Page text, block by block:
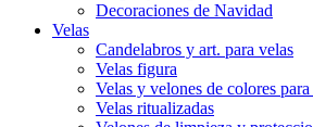
Decoraciones de Navidad
Velas
Candelabros y art. para velas
Velas figura
Velas y velones de colores
Velas ritualizadas